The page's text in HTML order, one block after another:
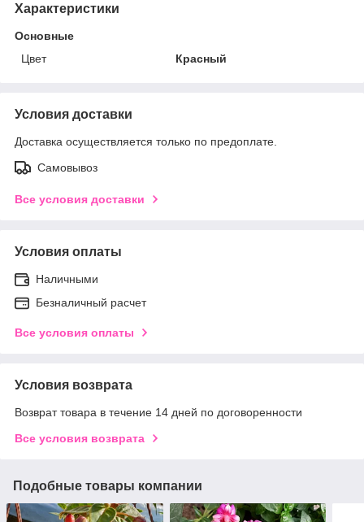
Характеристики
Основные
Цвет
Красный
Условия доставки
Доставка осуществляется только по предоплате.
Самовывоз
Все условия доставки
Условия оплаты
Наличными
Безналичный расчет
Все условия оплаты
Условия возврата
Возврат товара в течение 14 дней по договоренности
Все условия возврата
Подобные товары компании